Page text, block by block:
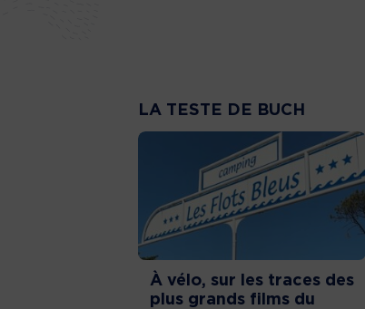
LA TESTE DE BUCH
À vélo, sur les traces des
plus grands films du